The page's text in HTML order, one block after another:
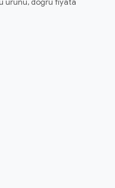
ürünü, doğru fiyata